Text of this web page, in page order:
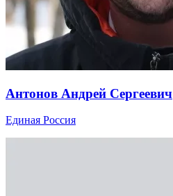
Антонов Андрей Сергеевич
Единая Россия